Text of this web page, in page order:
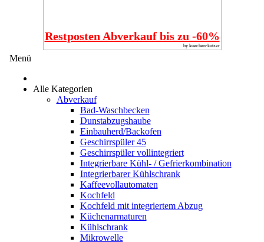
Restposten Abverkauf bis zu -60%
by kuechen-kutzer
Menü
Alle Kategorien
Abverkauf
Bad-Waschbecken
Dunstabzugshaube
Einbauherd/Backofen
Geschirrspüler 45
Geschirrspüler vollintegriert
Integrierbare Kühl- / Gefrierkombination
Integrierbarer Kühlschrank
Kaffeevollautomaten
Kochfeld
Kochfeld mit integriertem Abzug
Küchenarmaturen
Kühlschrank
Mikrowelle